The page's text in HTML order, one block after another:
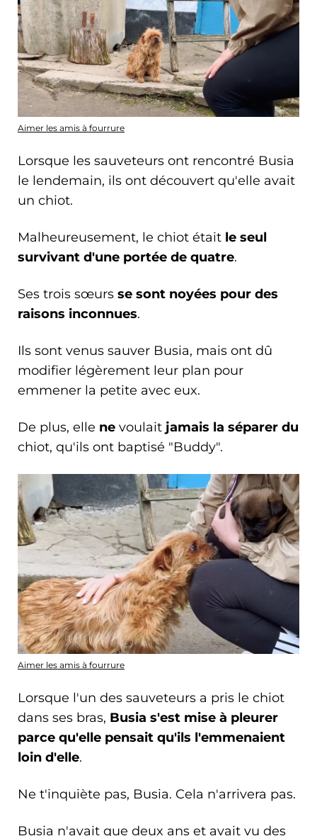
Aimer les amis à fourrure
Lorsque les sauveteurs ont rencontré Busia
le lendemain, ils ont découvert qu'elle avait
un chiot.
Malheureusement, le chiot était le seul
survivant d'une portée de quatre.
Ses trois sœurs se sont noyées pour des
raisons inconnues.
Ils sont venus sauver Busia, mais ont dû
modifier légèrement leur plan pour
emmener la petite avec eux.
De plus, elle ne voulait jamais la séparer du
chiot, qu'ils ont baptisé "Buddy".
Aimer les amis à fourrure
Lorsque l'un des sauveteurs a pris le chiot
dans ses bras, Busia s'est mise à pleurer
parce qu'elle pensait qu'ils l'emmenaient
loin d'elle.
Ne t'inquiète pas, Busia. Cela n'arrivera pas.
Busia n'avait que deux ans et avait vu des